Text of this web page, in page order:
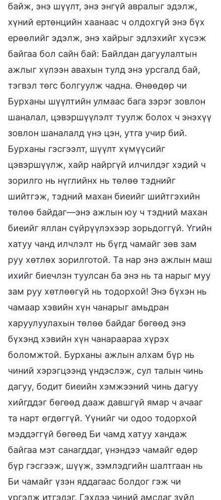
байж, энэ шүүлт, энэ энгүй авралыг эдэлж,
хүний ертөнцийн хаанаас ч олдохгүй энэ бүх
ерөөлийг эдэлж, энэ хайрыг эдлэхийг хүсэж
байгаа бол сайн бай: Байлдан дагуулалтын
ажлыг хүлээн авахын тулд энэ урсгалд бай,
тэгвэл төгс болгуулж чадна. Өнөөдөр чи
Бурханы шүүлтийн улмаас бага зэрэг зовлон
шаналал, цэвэршүүлэлт туулж болох ч энэхүү
зовлон шаналалд үнэ цэн, утга учир бий.
Бурханы гэсгээлт, шүүлт хүмүүсийг
цэвэршүүлж, хайр найргүй илчилдэг хэдий ч
зорилго нь нүглийнх нь төлөө тэднийг
шийтгэж, тэдний махан биеийг шийтгэхийн
төлөө байдаг—энэ ажлын юу ч тэдний махан
биеийг яллан сүйрүүлэхээр зорьдоггүй. Үгийн
хатуу чанд илчлэлт нь бүгд чамайг зөв зам
руу хөтлөх зорилготой. Та нар энэ ажлын маш
ихийг биечлэн туулсан ба энэ нь та нарыг муу
зам руу хөтлөөгүй нь тодорхой! Энэ бүхэн нь
чамаар хэвийн хүн чанарыг амьдран
харуулуулахын төлөө байдаг бөгөөд энэ
бүхэнд хэвийн хүн чанараараа хүрэх
боломжтой. Бурханы ажлын алхам бүр нь
чиний хэрэгцээнд үндэслэж, сул талын чинь
дагуу, бодит биеийн хэмжээний чинь дагуу
хийгддэг бөгөөд дааж давшгүй ямар ч ачааг
та нарт өгдөггүй. Үүнийг чи одоо тодорхой
мэддэггүй бөгөөд Би чамд хатуу хандаж
байгаа мэт санагддаг, үнэндээ чамайг өдөр
бүр гэсгээж, шүүж, зэмлэдгийн шалтгаан нь
Би чамайг үзэн яддагаас болдог гэж чи
үргэлж итгэдэг. Гэхдээ чиний амсдаг зүйл